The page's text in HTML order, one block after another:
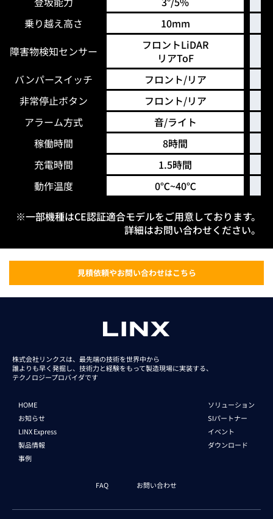
乗り越え高さ
10mm
障害物検知センサー
フロントLiDAR
リアToF
バンパースイッチ
フロント/リア
非常停止ボタン
フロント/リア
アラーム方式
音/ライト
稼働時間
8時間
充電時間
1.5時間
動作温度
0℃~40℃
※一部機種はCE認証適合モデルをご用意しております。
詳細はお問い合わせください。
見積依頼やお問い合わせはこちら
株式会社リンクスは、最先端の技術を世界中から
誰よりも早く発掘し、技術力と経験をもって製造現場に実装する、
テクノロジープロバイダです
HOME
お知らせ
LINX Express
製品情報
事例
ソリューション
SIパートナー
イベント
ダウンロード
FAQ お問い合わせ